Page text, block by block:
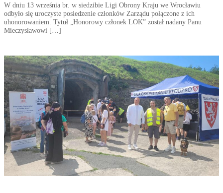
W dniu 13 września br. w siedzibie Ligi Obrony Kraju we Wrocławiu
odbyło się uroczyste posiedzenie członków Zarządu połączone z ich
uhonorowaniem. Tytuł „Honorowy członek LOK” został nadany Panu
Mieczysławowi […]